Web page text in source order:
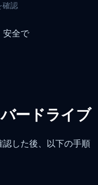
確認
安全で
ードライブ
した後、以下の手順